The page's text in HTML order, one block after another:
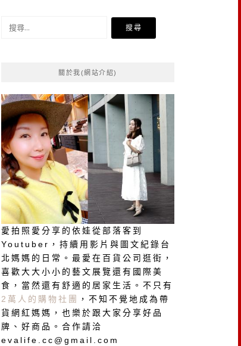
搜
關於我(網站介紹)
愛拍照愛分享的依娃從部落客到
Youtuber，持續用影片與圖文紀錄台
北媽媽的日常。最愛在百貨公司逛街，
喜歡大大小小的藝文展覽還有國際美
食，當然還有舒適的居家生活。不只有
2萬人的購物社團
，不知不覺地成為帶
貨網紅媽媽，也樂於跟大家分享好品
牌、好商品。合作請洽
evalife.cc@gmail.com